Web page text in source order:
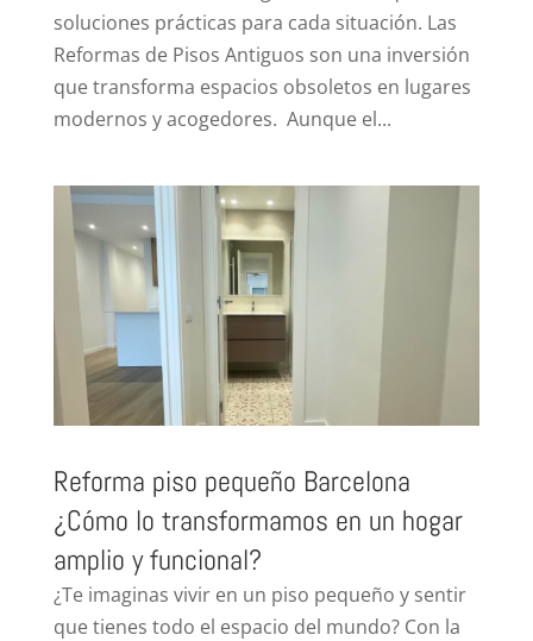
soluciones prácticas para cada situación. Las
Reformas de Pisos Antiguos son una inversión
que transforma espacios obsoletos en lugares
modernos y acogedores. Aunque el...
Reforma piso pequeño Barcelona
¿Cómo lo transformamos en un hogar
amplio y funcional?
¿Te imaginas vivir en un piso pequeño y sentir
que tienes todo el espacio del mundo? Con la